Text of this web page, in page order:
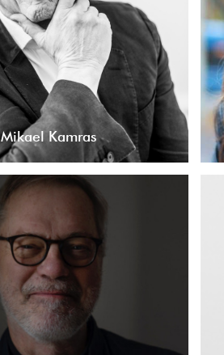
Mikael Kamras